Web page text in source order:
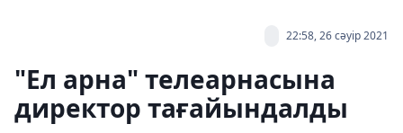
22:58, 26 сәуір 2021
"Ел арна" телеарнасына
директор тағайындалды